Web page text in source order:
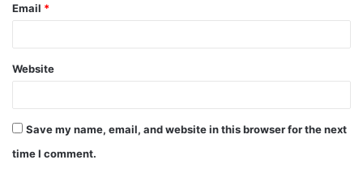
Email *
Website
Save my name, email, and website in this browser for the next
time I comment.